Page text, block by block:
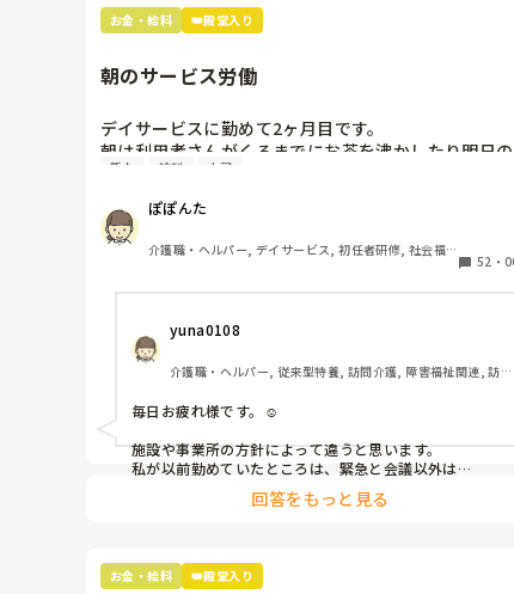
お金・給料 👑殿堂入り
朝のサービス労働
デイサービスに勤めて2ヶ月目です。
朝は利用者さんがくるまでにお茶を沸かしたり明日
食の手配をしたりと細かい仕事がいくつもあるのです
が、誰1人それを勤怠につけていません。
しかし毎朝の30分のサービス労働も積み重ねればそれ
りの額になるのでつけるべきではないかと思ってます
上司が怖くて勤怠につけていいか聞きにくいのです
この業界ではこれが当たり前なんですか？
新人 給料 上司
ぽぽんた
介護職・ヘルパー, デイサービス, 初任者研修, 社会福
52 ・
yuna0108
介護職・ヘルパー, 従来型特養, 訪問介護, 障害福祉関連, 訪問
毎日お疲れ様です。☺️
施設や事業所の方針によって違うと思います。
私が以前勤めていたところは、緊急と会議以外は
全てサービス残業でした。💦
新人さんなら、特に怖くて聞けないですよね。。。😅
回答をもっと見る
お金・給料 👑殿堂入り